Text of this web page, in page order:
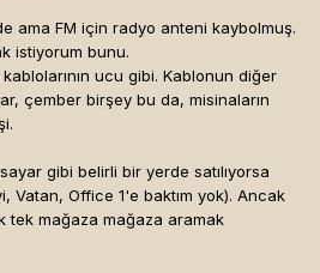
ama FM için radyo anteni kaybolmuş.
istiyorum bunu.
ucu gibi. Kablonun diğer
çember birşey bu da, misinaların
gibi belirli bir yerde satılıyorsa
Vatan, Office 1'e baktım yok). Ancak
tek mağaza mağaza aramak